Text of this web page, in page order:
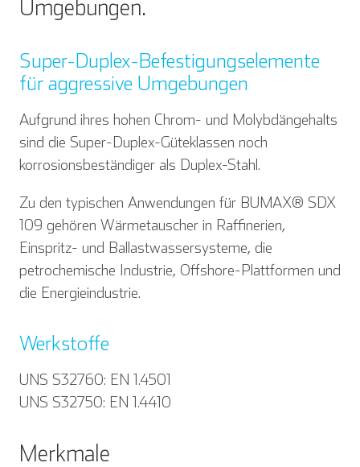
Umgebungen.
Super-Duplex-Befestigungselemente
für aggressive Umgebungen
Aufgrund ihres hohen Chrom- und Molybdängehalts
sind die Super-Duplex-Güteklassen noch
korrosionsbeständiger als Duplex-Stahl.
Zu den typischen Anwendungen für BUMAX® SDX
109 gehören Wärmetauscher in Raffinerien,
Einspritz- und Ballastwassersysteme, die
petrochemische Industrie, Offshore-Plattformen und
die Energieindustrie.
Werkstoffe
UNS S32760: EN 1.4501
UNS S32750: EN 1.4410
Merkmale